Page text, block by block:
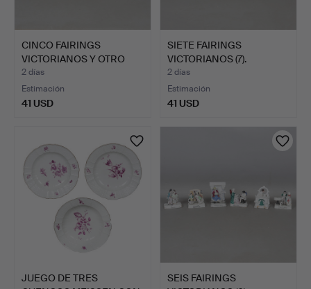
CINCO FAIRINGS
VICTORIANOS Y OTRO
POSTERIO…
2 días
Estimación
41 USD
SIETE FAIRINGS
VICTORIANOS (7).
2 días
Estimación
41 USD
JUEGO DE TRES
SEIS FAIRINGS